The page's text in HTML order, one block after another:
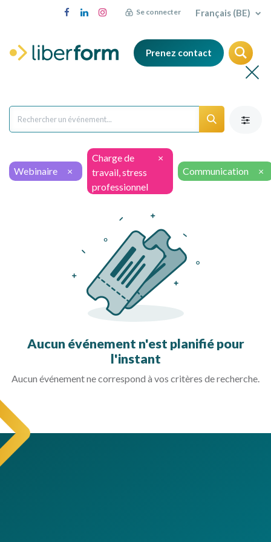
Se connecter Français (BE)
Prenez contact
Webinaire ×
Charge de
travail, stress
professionnel
×
Communication
×
Aucun événement n'est planifié pour
l'instant
Aucun événement ne correspond à vos critères de recherche.